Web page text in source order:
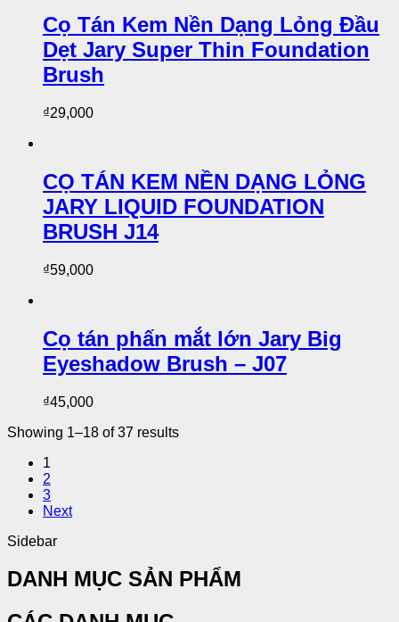
Cọ Tán Kem Nền Dạng Lỏng Đầu
Dẹt Jary Super Thin Foundation
Brush
₫29,000
CỌ TÁN KEM NỀN DẠNG LỎNG
JARY LIQUID FOUNDATION
BRUSH J14
₫59,000
Cọ tán phấn mắt lớn Jary Big
Eyeshadow Brush – J07
₫45,000
Showing 1–18 of 37 results
1
2
3
Next
Sidebar
DANH MỤC SẢN PHẨM